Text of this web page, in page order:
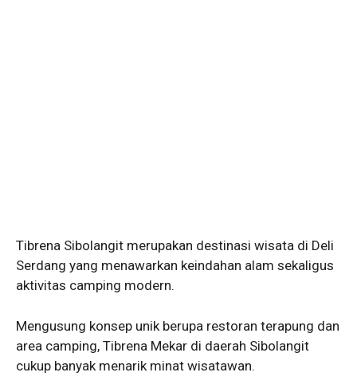
Tibrena Sibolangit merupakan destinasi wisata di Deli
Serdang yang menawarkan keindahan alam sekaligus
aktivitas camping modern.
Mengusung konsep unik berupa restoran terapung dan
area camping, Tibrena Mekar di daerah Sibolangit
cukup banyak menarik minat wisatawan.